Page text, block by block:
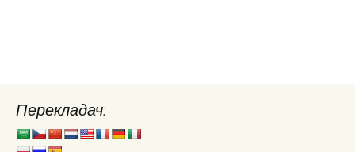
Перекладач: